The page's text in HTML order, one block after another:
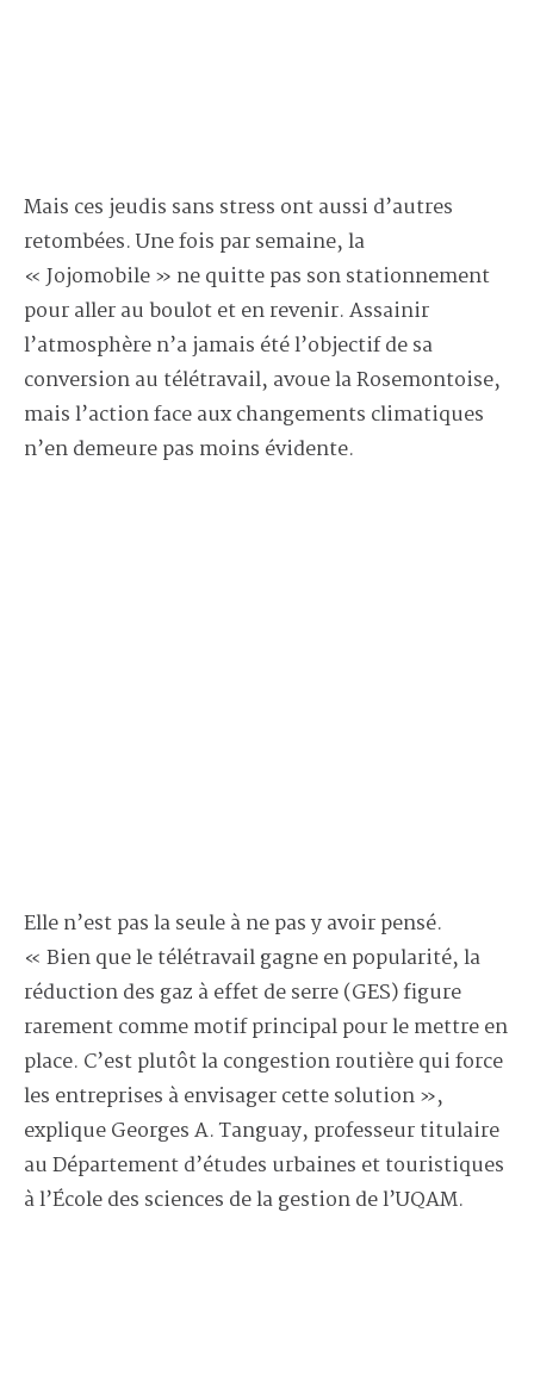
Mais ces jeudis sans stress ont aussi d’autres
retombées. Une fois par semaine, la
« Jojomobile » ne quitte pas son stationnement
pour aller au boulot et en revenir. Assainir
l’atmosphère n’a jamais été l’objectif de sa
conversion au télétravail, avoue la Rosemontoise,
mais l’action face aux changements climatiques
n’en demeure pas moins évidente.
Elle n’est pas la seule à ne pas y avoir pensé.
« Bien que le télétravail gagne en popularité, la
réduction des gaz à effet de serre (GES) figure
rarement comme motif principal pour le mettre en
place. C’est plutôt la congestion routière qui force
les entreprises à envisager cette solution »,
explique Georges A. Tanguay, professeur titulaire
au Département d’études urbaines et touristiques
à l’École des sciences de la gestion de l’UQAM.